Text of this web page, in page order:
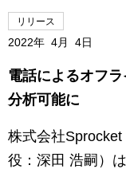
運用支援 トップ
よくある質問
会社情報 トップ
会社概要
セミナー・イベント
マーケティングお
リリース
2022年 4月 4日
電話によるオフ
分析可能に
株式会社
役：深田 浩嗣）